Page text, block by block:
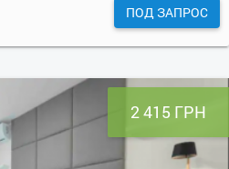
ПОД ЗАПРОС
2 415 ГРН